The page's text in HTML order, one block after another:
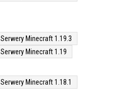
Serwery Minecraft 1.19.3
Serwery Minecraft 1.19
Serwery Minecraft 1.18.1